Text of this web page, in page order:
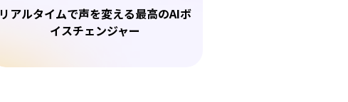
リアルタイムで声を変える最高のAIボ
イスチェンジャー